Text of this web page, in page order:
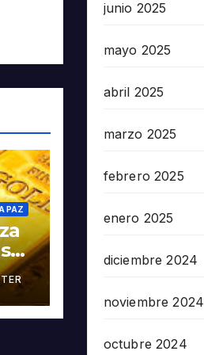
PAZ
junio 2025
mayo 2025
abril 2025
marzo 2025
febrero 2025
enero 2025
diciembre 2024
noviembre 2024
octubre 2024